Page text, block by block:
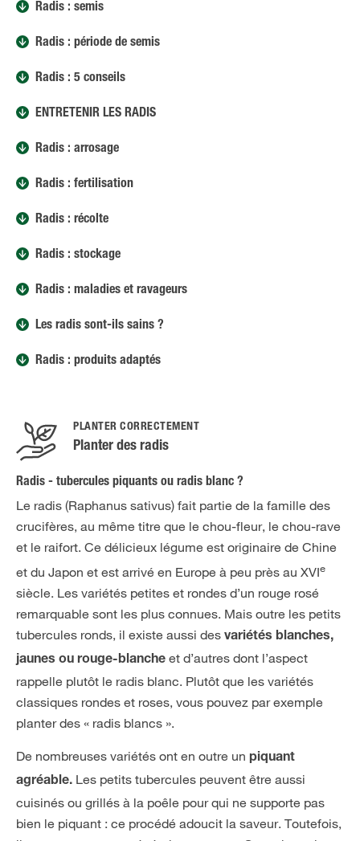
Radis : semis
Radis : période de semis
Radis : 5 conseils
ENTRETENIR LES RADIS
Radis : arrosage
Radis : fertilisation
Radis : récolte
Radis : stockage
Radis : maladies et ravageurs
Les radis sont-ils sains ?
Radis : produits adaptés
PLANTER CORRECTEMENT
Planter des radis
Radis - tubercules piquants ou radis blanc ?
Le radis (Raphanus sativus) fait partie de la famille des
crucifères, au même titre que le chou-fleur, le chou-rave
et le raifort. Ce délicieux légume est originaire de Chine
et du Japon et est arrivé en Europe à peu près au XVIe
siècle. Les variétés petites et rondes d’un rouge rosé
remarquable sont les plus connues. Mais outre les petits
tubercules ronds, il existe aussi des variétés blanches,
jaunes ou rouge-blanche et d’autres dont l’aspect
rappelle plutôt le radis blanc. Plutôt que les variétés
classiques rondes et roses, vous pouvez par exemple
planter des « radis blancs ».
De nombreuses variétés ont en outre un piquant
agréable. Les petits tubercules peuvent être aussi
cuisinés ou grillés à la poêle pour qui ne supporte pas
bien le piquant : ce procédé adoucit la saveur. Toutefois,